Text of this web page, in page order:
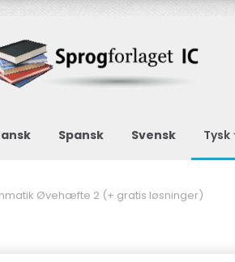
Spansk Svensk Tysk
Øvehæfte 2 (+ gratis løsninger)